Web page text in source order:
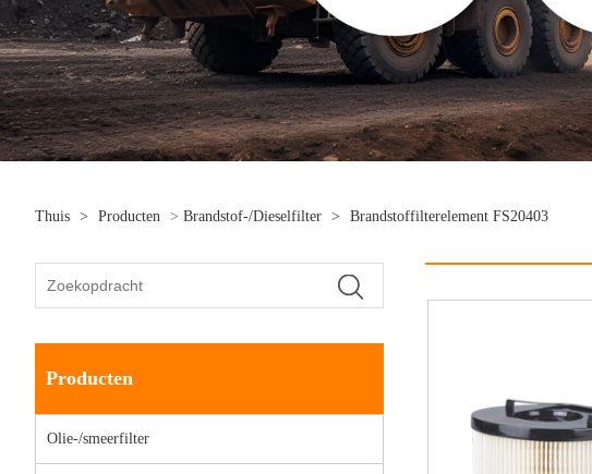
Thuis > Producten > Brandstof-/dieselfilter > Brandstoffilterelement FS20403
Producten
Olie-/smeerfilter